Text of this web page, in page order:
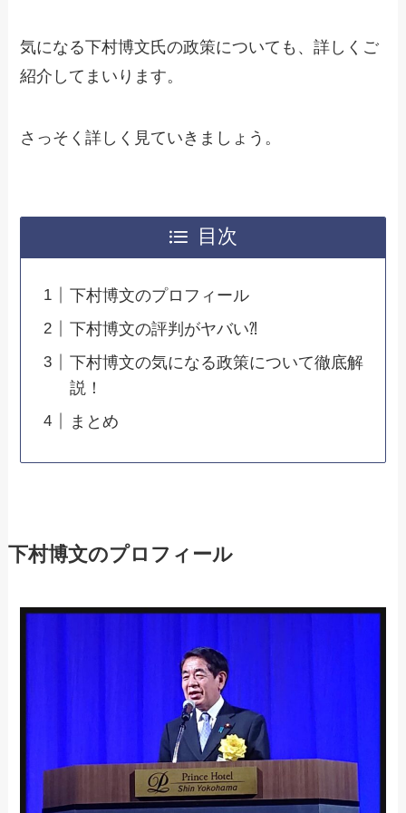
気になる下村博文氏の政策についても、詳しくご
紹介してまいります。
さっそく詳しく見ていきましょう。
目次
下村博文のプロフィール
下村博文の評判がヤバい⁈
下村博文の気になる政策について徹底解
説！
まとめ
下村博文のプロフィール